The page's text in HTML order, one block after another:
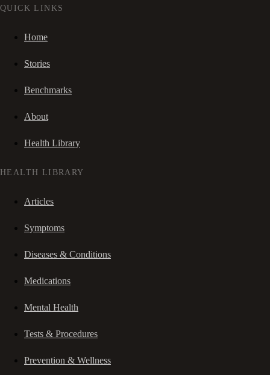
QUICK LINKS
Home
Stories
Benchmarks
About
Health Library
HEALTH LIBRARY
Articles
Symptoms
Diseases & Conditions
Medications
Mental Health
Tests & Procedures
Prevention & Wellness